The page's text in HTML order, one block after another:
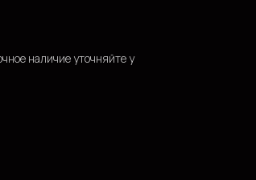
наличие уточняйте у